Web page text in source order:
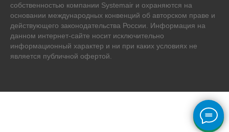
собственностью компании Systemair и охраняются на
основании международных конвенций об авторском праве и
действующего законодательства России. Информация на
данном интернет-сайте носит исключительно
информационный характер и ни при каких условиях не
является публичной офертой.